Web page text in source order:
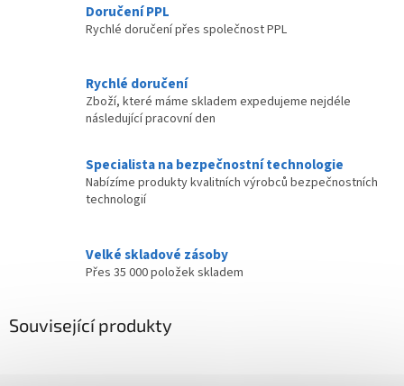
Doručení PPL
Rychlé doručení přes společnost PPL
Rychlé doručení
Zboží, které máme skladem expedujeme nejdéle
následující pracovní den
Specialista na bezpečnostní technologie
Nabízíme produkty kvalitních výrobců bezpečnostních
technologií
Velké skladové zásoby
Přes 35 000 položek skladem
Související produkty